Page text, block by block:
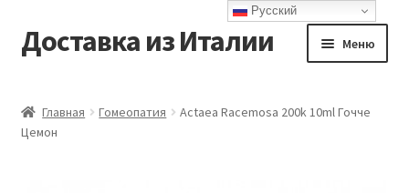
Перейти
к
Перейти
к
Доставка из Италии Меню
Доставка
Главная Гомеопатия
Actaea Racemosa 200k 10ml Гочче
Цемон
Русский